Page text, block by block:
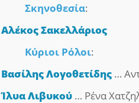
Σκηνοθεσία:
Αλέκος Σακελλάριος
Κύριοι Ρόλοι:
Βασίλης Λογοθετίδης …
Ίλυα Λιβυκού … Ρένα